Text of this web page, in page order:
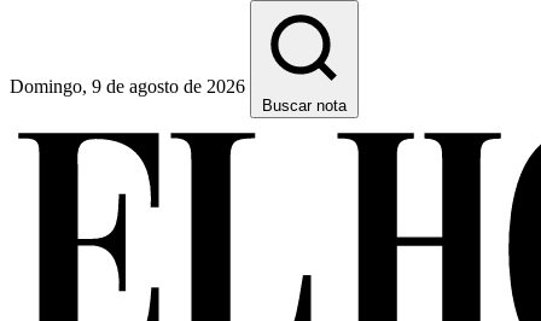
Domingo, 9 de agosto de 2026
Buscar nota